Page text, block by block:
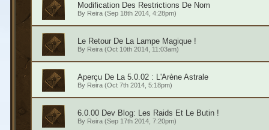
Modification Des Restrictions De Nom
By Reira(Sep 18th 2014, 4:28pm)
Le Retour De La Lampe Magique !
By Reira(Oct 10th 2014, 11:03am)
Aperçu De La 5.0.02 : L'Arène Astrale
By Reira(Oct 7th 2014, 5:18pm)
6.0.00 Dev Blog: Les Raids Et Le Butin !
By Reira(Sep 17th 2014, 7:20pm)